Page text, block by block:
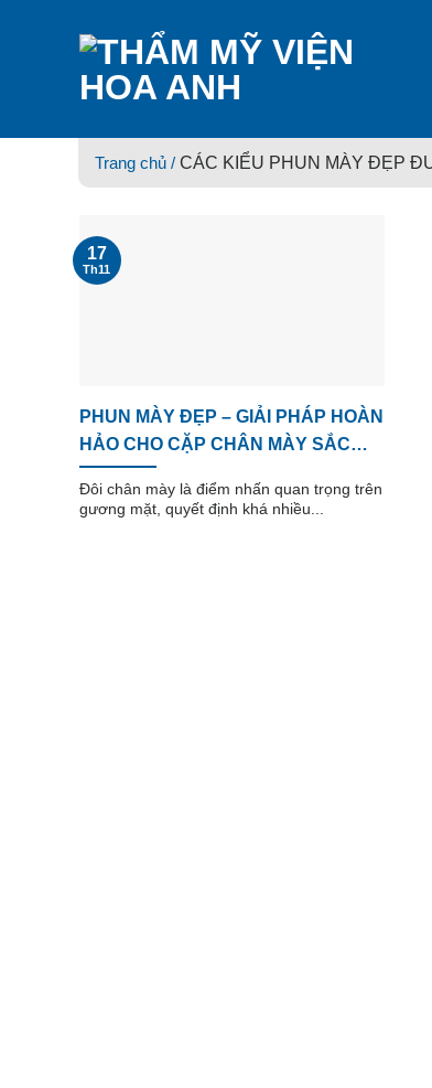
Trang chủ / CÁC KIỂU PHUN MÀY ĐẸP
PHUN MÀY ĐẸP – GIẢI PHÁP HOÀN
HẢO CHO CẶP CHÂN MÀY SẮC
NÉT, TỰ NHIÊN
Đôi chân mày là điểm nhấn quan trọng trên
gương mặt, quyết định khá nhiều...
17
Th11